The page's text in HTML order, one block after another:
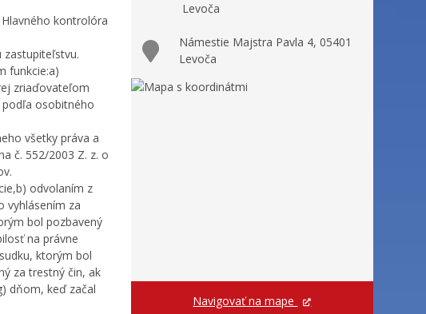
kontrolóra
funkcie:a)
zriaďovateľom
osobitného
všetky práva a
č. 552/2003 Z. z. o
odvolaním z
vyhlásením za
bol pozbavený
na právne
ktorým bol
za trestný čin, ak
dňom, keď začal
Levoča
Námestie Majstra Pavla 4, 05401
Levoča
Navigovať na mape